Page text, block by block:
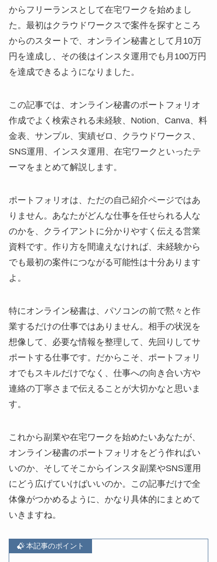
からフリーランスとして在宅ワークを始めまし
た。最初はクラウドワークスで案件を探すところ
からのスタートで、オンライン秘書として月10万
円を達成し、その後はインスタ運用でも月100万円
を達成できるようになりました。
この記事では、オンライン秘書のポートフォリオ
作成でよく検索される未経験、Notion、Canva、料
金表、サンプル、実績ゼロ、クラウドワークス、
SNS運用、インスタ運用、在宅ワークといったテ
ーマをまとめて解説します。
ポートフォリオは、ただの自己紹介ページではあ
りません。あなたがどんな仕事を任せられる人な
のかを、クライアントに分かりやすく伝える営業
資料です。作り方を間違えなければ、未経験から
でも最初の案件につながる可能性は十分あります
よ。
特にオンライン秘書は、パソコンの前で黙々と作
業するだけの仕事ではありません。相手の状況を
想像して、必要な情報を整理して、先回りしてサ
ポートする仕事です。だからこそ、ポートフォリ
オでもスキルだけでなく、仕事への向き合い方や
連絡の丁寧さまで伝えることが大切かなと思いま
す。
これから副業や在宅ワークを始めたいあなたが、
オンライン秘書のポートフォリオをどう作ればい
いのか、そしてそこからインスタ副業やSNS運用
にどう広げていけばいいのか。この記事だけで全
体像がつかめるように、かなり具体的にまとめて
いきますね。
本記事のポイント